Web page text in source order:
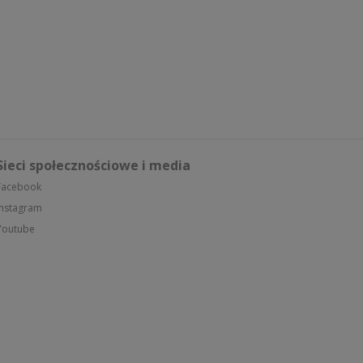
społecznościowe i media